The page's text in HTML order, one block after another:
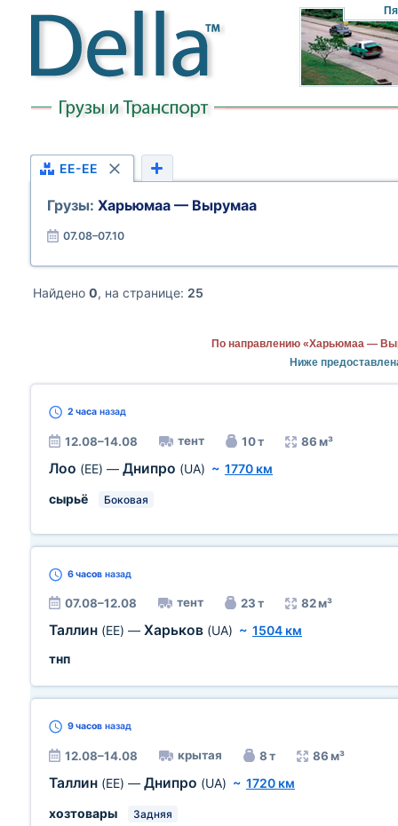
EE-EE
Грузы: Харьюмаа — Вырумаа
07.08–07.10
Найдено 0, на странице: 25
По направлению «Харьюмаа —
Ниже
2 часа назад
12.08–14.08 тент 10 т 86 м³
Лоо (EE) — Днипро (UA) ~ 1770 км
сырьё
Боковая
6 часов назад
07.08–12.08 тент 23 т 82 м³
Таллин (EE) — Харьков (UA) ~ 1504 км
тнп
9 часов назад
12.08–14.08 крытая 8 т 86 м³
Таллин (EE) — Днипро (UA) ~ 1720 км
хозтовары
Задняя